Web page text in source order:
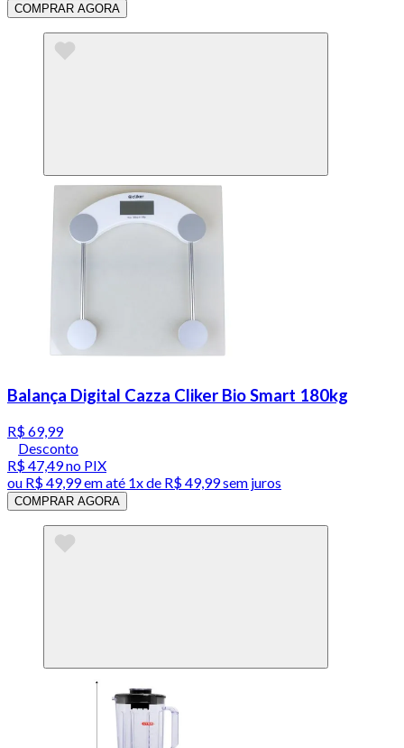
COMPRAR AGORA
Balança Digital Cazza Cliker Bio Smart 180kg
R$ 69,99
Desconto
R$ 47,49no PIX
ou R$ 49,99em até 1x de R$ 49,99sem juros
COMPRAR AGORA